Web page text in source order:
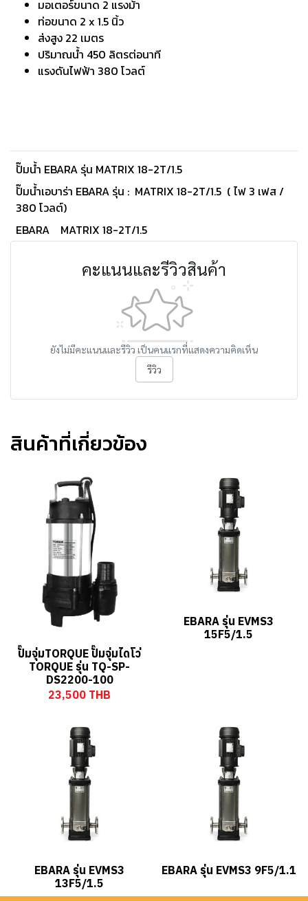
มอเตอร์ขนาด 2 แรงม้า
ท่อขนาด 2 x 1.5 นิ้ว
ส่งสูง 22 เมตร
ปริมาณนํ้า 450 ลิตรต่อนาที
แรงดันไฟฟ้า 380 โวลต์
ปั๊มน้ำ EBARA รุ่น MATRIX 18-2T/1.5
ปั๊มน้ำเอบาร่า EBARA รุ่น : MATRIX 18-2T/1.5 ( ไฟ 3 เฟส /
380 โวลต์)
EBARA
MATRIX 18-2T/1.5
คะแนนและรีวิวสินค้า
ยังไม่มีคะแนนและรีวิว เป็นคนแรกที่แสดงความคิดเห็น
รีวิว
สินค้าที่เกี่ยวข้อง
ปั๊มจุ่มTORQUE ปั๊มจุ่มไดโว่
TORQUE รุ่น TQ-SP-
DS2200-100
23,500 THB
EBARA รุ่น EVMS3
15F5/1.5
EBARA รุ่น EVMS3
13F5/1.5
EBARA รุ่น EVMS3 9F5/1.1